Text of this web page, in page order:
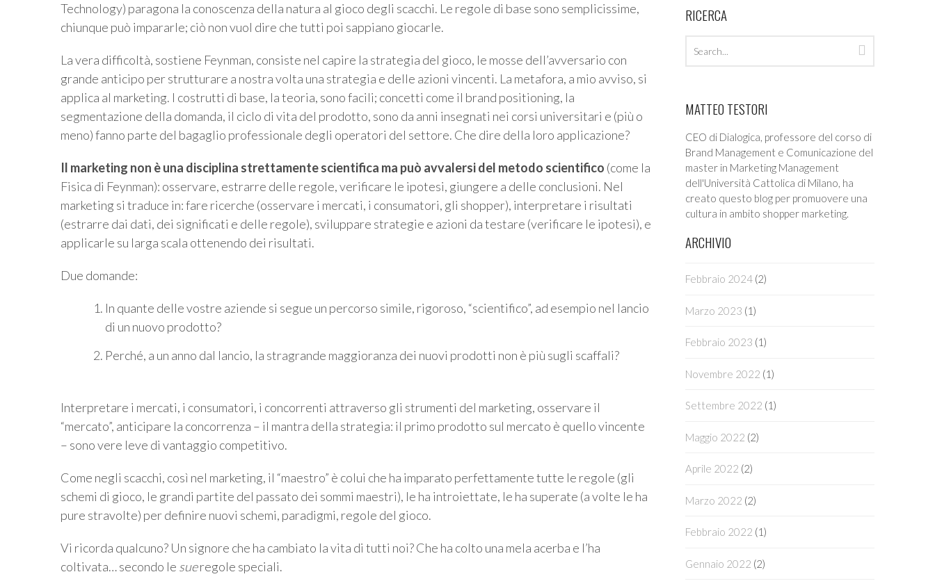
Technology) paragona la conoscenza della natura al gioco degli scacchi. Le regole di base sono semplicissime,
chiunque può impararle; ciò non vuol dire che tutti poi sappiano giocarle.
La vera difficoltà, sostiene Feynman, consiste nel capire la strategia del gioco, le mosse dell’avversario con
grande anticipo per strutturare a nostra volta una strategia e delle azioni vincenti. La metafora, a mio avviso, si
applica al marketing. I costrutti di base, la teoria, sono facili; concetti come il brand positioning, la
segmentazione della domanda, il ciclo di vita del prodotto, sono da anni insegnati nei corsi universitari e (più o
meno) fanno parte del bagaglio professionale degli operatori del settore. Che dire della loro applicazione?
Il marketing non è una disciplina strettamente scientifica ma può avvalersi del metodo scientifico (come la
Fisica di Feynman): osservare, estrarre delle regole, verificare le ipotesi, giungere a delle conclusioni. Nel
marketing si traduce in: fare ricerche (osservare i mercati, i consumatori, gli shopper), interpretare i risultati
(estrarre dai dati, dei significati e delle regole), sviluppare strategie e azioni da testare (verificare le ipotesi), e
applicarle su larga scala ottenendo dei risultati.
Due domande:
In quante delle vostre aziende si segue un percorso simile, rigoroso, “scientifico”, ad esempio nel lancio
di un nuovo prodotto?
Perché, a un anno dal lancio, la stragrande maggioranza dei nuovi prodotti non è più sugli scaffali?
Interpretare i mercati, i consumatori, i concorrenti attraverso gli strumenti del marketing, osservare il
“mercato”, anticipare la concorrenza – il mantra della strategia: il primo prodotto sul mercato è quello vincente
– sono vere leve di vantaggio competitivo.
Come negli scacchi, così nel marketing, il “maestro” è colui che ha imparato perfettamente tutte le regole (gli
schemi di gioco, le grandi partite del passato dei sommi maestri), le ha introiettate, le ha superate (a volte le ha
pure stravolte) per definire nuovi schemi, paradigmi, regole del gioco.
Vi ricorda qualcuno? Un signore che ha cambiato la vita di tutti noi? Che ha colto una mela acerba e l’ha
coltivata… secondo le sueregole speciali.
RICERCA
MATTEO TESTORI
CEO di Dialogica, professore del corso di
Brand Management e Comunicazione del
master in Marketing Management
dell'Università Cattolica di Milano, ha
creato questo blog per promuovere una
cultura in ambito shopper marketing.
ARCHIVIO
Febbraio 2024 (2)
Marzo 2023 (1)
Febbraio 2023 (1)
Novembre 2022 (1)
Settembre 2022 (1)
Maggio 2022 (2)
Aprile 2022 (2)
Marzo 2022 (2)
Febbraio 2022 (1)
Gennaio 2022 (2)